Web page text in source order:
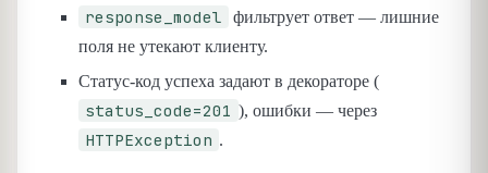
response_model
фильтрует ответ — лишние
поля не утекают клиенту.
Статус-код успеха задают в декораторе (
status_code=201 ), ошибки — через
HTTPException .